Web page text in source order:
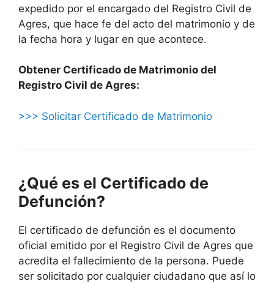
expedido por el encargado del Registro Civil de
Agres, que hace fe del acto del matrimonio y de
la fecha hora y lugar en que acontece.
Obtener Certificado de Matrimonio del
Registro Civil de Agres:
>>> Solicitar Certificado de Matrimonio
¿Qué es el Certificado de
Defunción?
El certificado de defunción es el documento
oficial emitido por el Registro Civil de Agres que
acredita el fallecimiento de la persona. Puede
ser solicitado por cualquier ciudadano que así lo